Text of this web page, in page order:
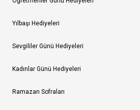
Yılbaşı Hediyeleri
Sevgililer Günü Hediyeleri
Kadınlar Günü Hediyeleri
Ramazan Sofraları